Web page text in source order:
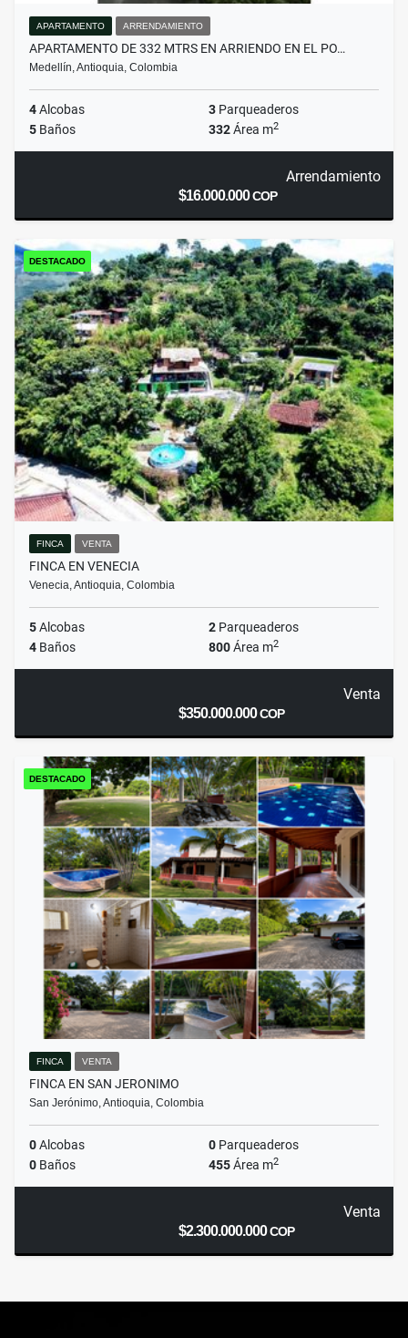
APARTAMENTO ARRENDAMIENTO
APARTAMENTO DE 332 MTRS EN ARRIENDO EN EL PO…
Medellín, Antioquia, Colombia
4Alcobas 3 Parqueaderos
5 Baños 332Área m2
Arrendamiento
$16.000.000COP
DESTACADO
FINCA VENTA
FINCA EN VENECIA
Venecia, Antioquia, Colombia
5Alcobas 2 Parqueaderos
4 Baños 800Área m2
Venta
$350.000.000COP
DESTACADO
FINCA VENTA
FINCA EN SAN JERONIMO
San Jerónimo, Antioquia, Colombia
0Alcobas 0 Parqueaderos
0 Baños 455Área m2
Venta
$2.300.000.000COP